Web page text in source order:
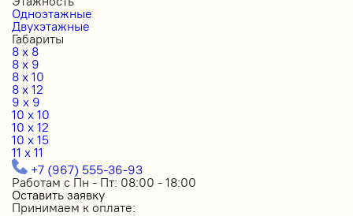
Одноэтажные
Двухэтажные
Габариты
8 x 8
8 x 9
8 x 10
8 x 12
9 x 9
10 x 10
10 x 12
10 x 15
11 x 11
+7 (967) 555-36-93
Работам с Пн - Пт: 08:00 - 18:00
Оставить заявку
Принимаем к оплате: